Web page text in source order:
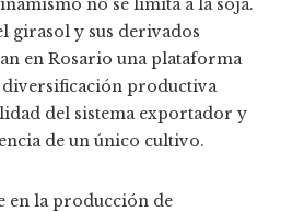
girasol y sus derivados
en Rosario una plataforma
productiva
del sistema exportador y
de un único cultivo.
en la producción de